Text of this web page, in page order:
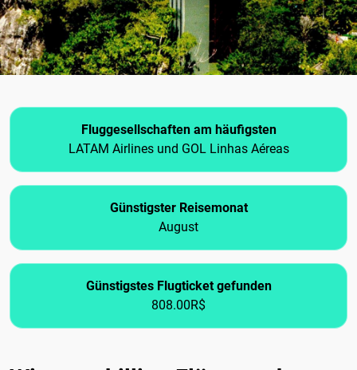
Fluggesellschaften am häufigsten
LATAM Airlines und GOL Linhas Aéreas
Günstigster Reisemonat
August
Günstigstes Flugticket gefunden
808.00R$